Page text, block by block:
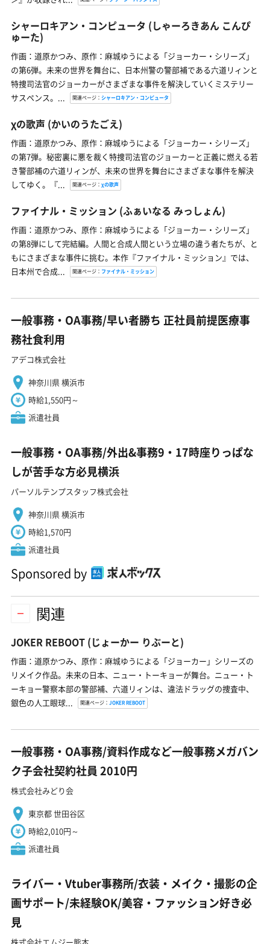
シャーロキアン・コンピュータ (しゃーろきあん こんぴ
ゅーた)
作画：道原かつみ、原作：麻城ゆうによる「ジョーカー・シリーズ」
の第6弾。未来の世界を舞台に、日本州警の警部補である六道リィンと
特捜司法官のジョーカーがさまざまな事件を解決していくミステリー
サスペンス。...
関連ページ： シャーロキアン・コンピュータ
χの歌声 (かいのうたごえ)
作画：道原かつみ、原作：麻城ゆうによる「ジョーカー・シリーズ」
の第7弾。秘密裏に悪を裁く特捜司法官のジョーカーと正義に燃える若
き警部補の六道リィンが、未来の世界を舞台にさまざまな事件を解決
してゆく。『...
関連ページ： χの歌声
ファイナル・ミッション (ふぁいなる みっしょん)
作画：道原かつみ、原作：麻城ゆうによる「ジョーカー・シリーズ」
の第8弾にして完結編。人間と合成人間という立場の違う者たちが、と
もにさまざまな事件に挑む。本作『ファイナル・ミッション』では、
日本州で合成...
関連ページ： ファイナル・ミッション
一般事務・OA事務/早い者勝ち 正社員前提医療事
務社食利用
アデコ株式会社
神奈川県 横浜市
時給1,550円～
派遣社員
一般事務・OA事務/外出&事務9・17時座りっぱな
しが苦手な方必見横浜
パーソルテンプスタッフ株式会社
神奈川県 横浜市
時給1,570円
派遣社員
Sponsored by
関連
JOKER REBOOT (じょーかー りぶーと)
作画：道原かつみ、原作：麻城ゆうによる「ジョーカー」シリーズの
リメイク作品。未来の日本、ニュー・トーキョーが舞台。ニュー・ト
ーキョー警察本部の警部補、六道リィンは、違法ドラッグの捜査中、
銀色の人工眼球...
関連ページ： JOKER REBOOT
一般事務・OA事務/資料作成など一般事務メガバン
ク子会社契約社員 2010円
株式会社みどり会
東京都 世田谷区
時給2,010円～
派遣社員
ライバー・Vtuber事務所/衣装・メイク・撮影の企
画サポート/未経験OK/美容・ファッション好き必
見
株式会社エムジー熊本